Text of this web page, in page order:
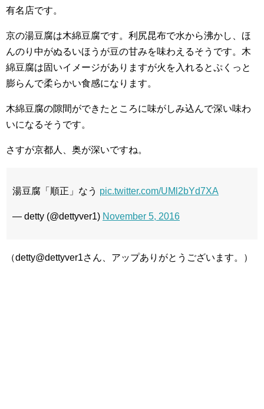
有名店です。
京の湯豆腐は木綿豆腐です。利尻昆布で水から沸かし、ほ
んのり中がぬるいほうが豆の甘みを味わえるそうです。木
綿豆腐は固いイメージがありますが火を入れるとぷくっと
膨らんで柔らかい食感になります。
木綿豆腐の隙間ができたところに味がしみ込んで深い味わ
いになるそうです。
さすが京都人、奥が深いですね。
湯豆腐「順正」なう pic.twitter.com/UMl2bYd7XA
— detty (@dettyver1) November 5, 2016
（detty@dettyver1さん、アップありがとうございます。）